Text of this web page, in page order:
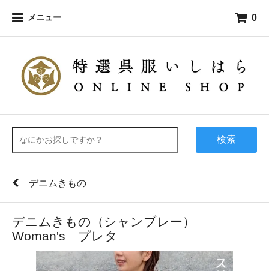
メニュー 0
検索
デニムきもの
デニムきもの（シャンブレー）
Woman's プレタ